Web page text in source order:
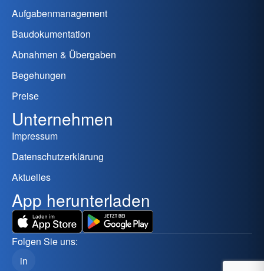
Aufgabenmanagement
Baudokumentation
Abnahmen & Übergaben
Begehungen
Preise
Unternehmen
Impressum
Datenschutzerklärung
Aktuelles
App herunterladen
Folgen Sie uns:
in